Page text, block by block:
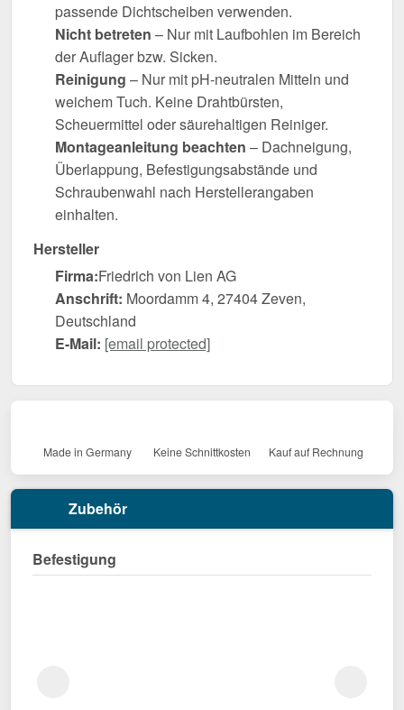
passende Dichtscheiben verwenden.
Nicht betreten – Nur mit Laufbohlen im Bereich
der Auflager bzw. Sicken.
Reinigung – Nur mit pH-neutralen Mitteln und
weichem Tuch. Keine Drahtbürsten,
Scheuermittel oder säurehaltigen Reiniger.
Montageanleitung beachten – Dachneigung,
Überlappung, Befestigungsabstände und
Schraubenwahl nach Herstellerangaben
einhalten.
Hersteller
Firma:Friedrich von Lien AG
Anschrift: Moordamm 4, 27404 Zeven,
Deutschland
E-Mail: [email protected]
Made in Germany Keine Schnittkosten Kauf auf Rechnung
Zubehör
Befestigung